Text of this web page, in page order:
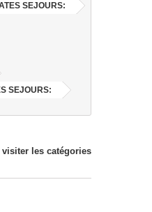
SEJOURS:
SEJOURS:
les catégories